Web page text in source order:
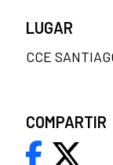
LUGAR
CCE
COMPARTIR